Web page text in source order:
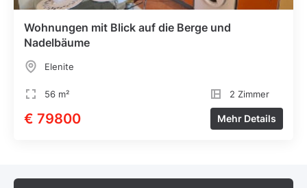
Wohnungen mit Blick auf die Berge und
Nadelbäume
Elenite
56 m² 2 Zimmer
€ 79800 Mehr Details